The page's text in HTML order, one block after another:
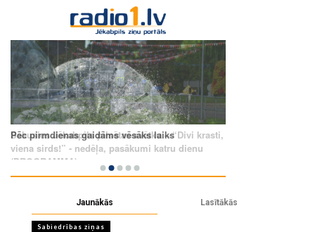
Jaunākās Lasītākās
Sabiedrības ziņas